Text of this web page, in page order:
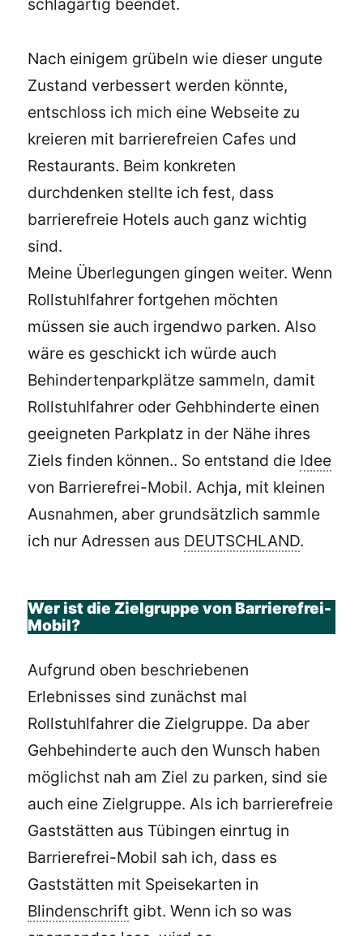
schlagartig beendet.
Nach einigem grübeln wie dieser ungute
Zustand verbessert werden könnte,
entschloss ich mich eine Webseite zu
kreieren mit barrierefreien Cafes und
Restaurants. Beim konkreten
durchdenken stellte ich fest, dass
barrierefreie Hotels auch ganz wichtig
sind.
Meine Überlegungen gingen weiter. Wenn
Rollstuhlfahrer fortgehen möchten
müssen sie auch irgendwo parken. Also
wäre es geschickt ich würde auch
Behindertenparkplätze sammeln, damit
Rollstuhlfahrer oder Gehbhinderte einen
geeigneten Parkplatz in der Nähe ihres
Ziels finden können.. So entstand die Idee
von Barrierefrei-Mobil. Achja, mit kleinen
Ausnahmen, aber grundsätzlich sammle
ich nur Adressen aus DEUTSCHLAND.
Wer ist die Zielgruppe von Barrierefrei-
Mobil?
Aufgrund oben beschriebenen
Erlebnisses sind zunächst mal
Rollstuhlfahrer die Zielgruppe. Da aber
Gehbehinderte auch den Wunsch haben
möglichst nah am Ziel zu parken, sind sie
auch eine Zielgruppe. Als ich barrierefreie
Gaststätten aus Tübingen einrtug in
Barrierefrei-Mobil sah ich, dass es
Gaststätten mit Speisekarten in
Blindenschrift gibt. Wenn ich so was